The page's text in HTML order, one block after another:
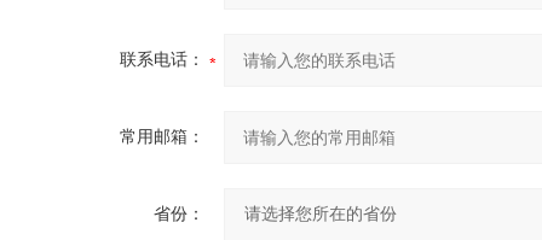
联系电话：
常用邮箱：
省份：